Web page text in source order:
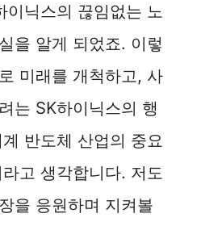
이닉스의 끊임없는 노
을 알게 되었죠. 이렇
미래를 개척하고, 사
는 SK하이닉스의 행
반도체 산업의 중요
고 생각합니다. 저도
을 응원하며 지켜볼